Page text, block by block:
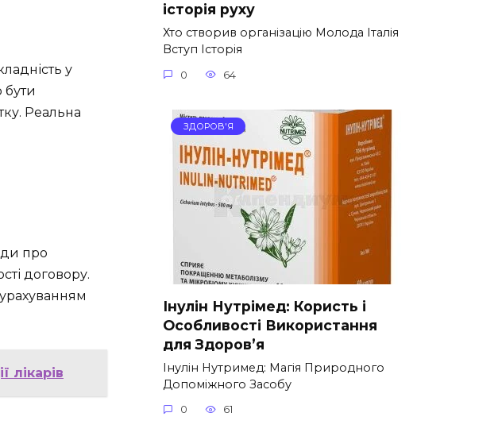
у
бути
Реальна
про
договору.
лікарів
історія руху
Хто створив організацію Молода Італія
Вступ Історія
0 64
ЗДОРОВ'Я
Інулін Нутрімед: Користь і
Особливості Використання
для Здоров’я
Інулін Нутримед: Магія Природного
Допоміжного Засобу
0 61